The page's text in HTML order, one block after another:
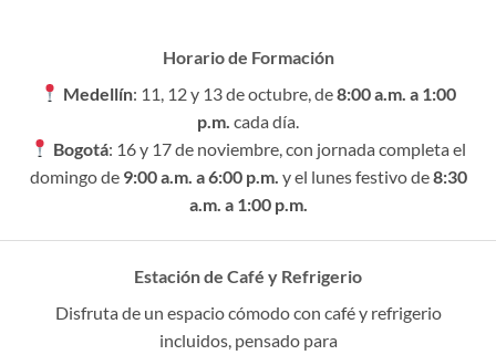
Horario de Formación
Medellín: 11, 12 y 13 de octubre, de8:00 a.m. a 1:00
p.m. cada día.
Bogotá: 16 y 17 de noviembre, con jornada completa el
domingo de 9:00 a.m. a 6:00 p.m. y el lunes festivo de8:30
a.m. a 1:00 p.m.
Estación de Café y Refrigerio
Disfruta de un espacio cómodo con café y refrigerio
incluidos, pensado para